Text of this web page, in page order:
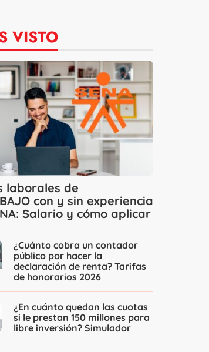
VISTO
laborales de
con y sin experiencia
Salario y cómo aplicar
¿Cuánto cobra un contador
público por hacer la
declaración de renta? Tarifas
de honorarios 2026
¿En cuánto quedan las cuotas
si le prestan 150 millones para
libre inversión? Simulador